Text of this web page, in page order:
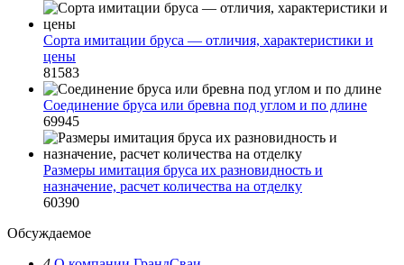
Сорта имитации бруса — отличия, характеристики и
цены
81583
Соединение бруса или бревна под углом и по длине
69945
Размеры имитация бруса их разновидность и
назначение, расчет количества на отделку
60390
Обсуждаемое